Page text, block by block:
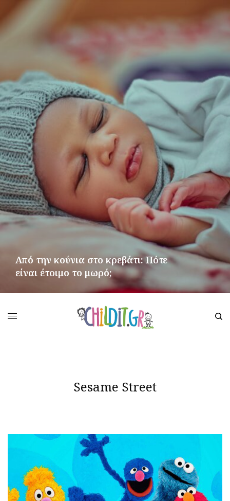
Από την κούνια στο κρεβάτι: Πότε
είναι έτοιμο το μωρό;
Sesame Street